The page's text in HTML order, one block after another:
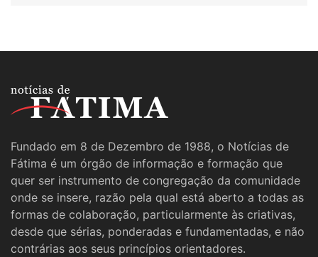
Fundado em 8 de Dezembro de 1988, o Notícias de
Fátima é um órgão de informação e formação que
quer ser instrumento de congregação da comunidade
onde se insere, razão pela qual está aberto a todas as
formas de colaboração, particularmente às criativas,
desde que sérias, ponderadas e fundamentadas, e não
contrárias aos seus princípios orientadores.